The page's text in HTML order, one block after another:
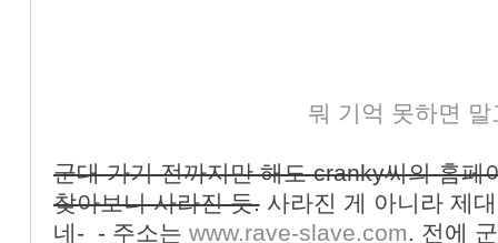
뭐 기억 못하면 말
군대 가기 전까지만 해도 cranky씨의 홈페
찾아보니 사라진 듯.사라진 게 아니라 제
네-_- 주소는 www.rave-slave.com. 전에